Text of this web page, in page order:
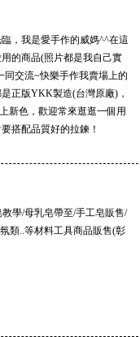
活五金千種商品，招收直播
會費，徵實力團媽及想賺第
冠亦商行"就能找到我們囉! 滿
LINE：dj82703
www. kitty888.com.tw
，我是愛手作的威媽^^在這
的商品(照片都是我自己實
同交流~快樂手作我賣場上的
正版YKK製造(台灣原廠)，
新色，歡迎常來逛逛一個用
搭配品質好的拉鍊！
教學/母乳皂帶至/手工皂販售/
類..等材料工具商品販售(彰